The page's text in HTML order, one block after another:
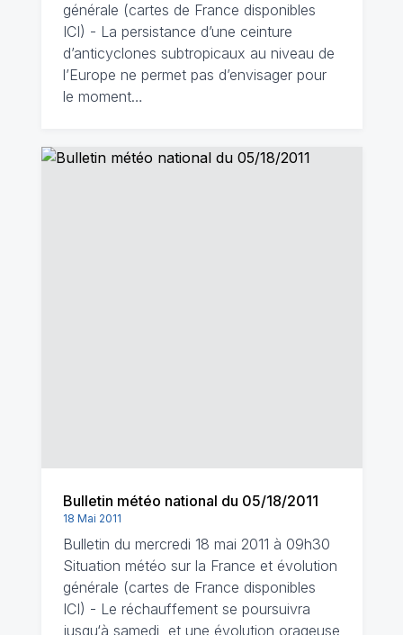
générale (cartes de France disponibles
ICI) - La persistance d’une ceinture
d’anticyclones subtropicaux au niveau de
l’Europe ne permet pas d’envisager pour
le moment…
Bulletin météo national du 05/18/2011
18 Mai 2011
Bulletin du mercredi 18 mai 2011 à 09h30
Situation météo sur la France et évolution
générale (cartes de France disponibles
ICI) - Le réchauffement se poursuivra
jusqu‘à samedi, et une évolution orageuse